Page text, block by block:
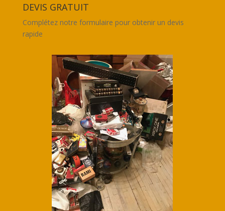
DEVIS GRATUIT
Complétez notre formulaire pour obtenir un devis
rapide